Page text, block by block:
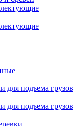
для подъема грузов
для подъема грузов